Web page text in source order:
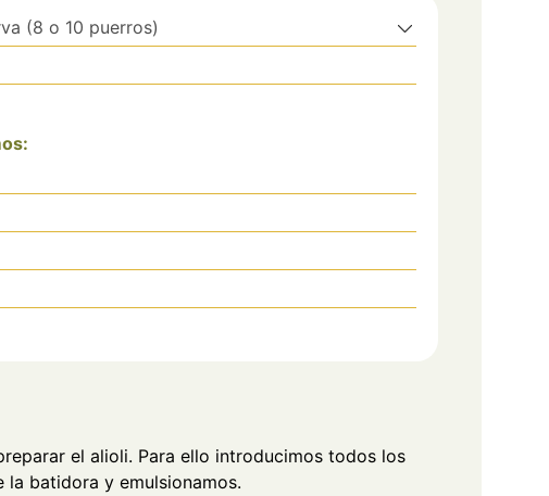
(8 o 10 puerros)
el alioli. Para ello introducimos todos los
la batidora y emulsionamos.